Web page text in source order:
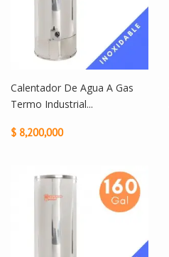
Calentador De Agua A Gas
Termo Industrial...
$ 8,200,000